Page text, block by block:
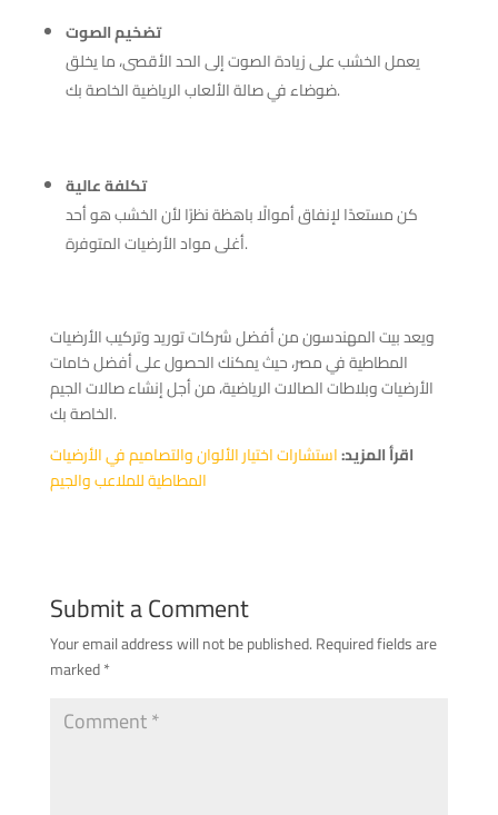
تضخيم الصوت
يعمل الخشب على زيادة الصوت إلى الحد الأقصى، ما يخلق
ضوضاء في صالة الألعاب الرياضية الخاصة بك.
تكلفة عالية
كن مستعدًا لإنفاق أموالًا باهظة نظرًا لأن الخشب هو أحد
أغلى مواد الأرضيات المتوفرة.
ويعد بيت المهندسون من أفضل شركات توريد وتركيب الأرضيات
المطاطية في مصر، حيث يمكنك الحصول على أفضل خامات
الأرضيات وبلاطات الصالات الرياضية، من أجل إنشاء صالات الجيم
الخاصة بك.
اقرأ المزيد:استشارات اختيار الألوان والتصاميم في الأرضيات
المطاطية للملاعب والجيم
Submit a Comment
Your email address will not be published.Required fields are
marked*